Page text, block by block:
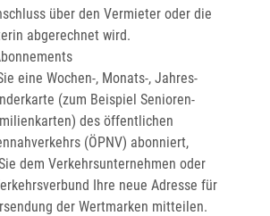
über den Vermieter oder die
abgerechnet wird.
eine Wochen-, Monats-, Jahres-
(zum Beispiel Senioren-
des öffentlichen
(ÖPNV) abonniert,
dem Verkehrsunternehmen oder
Ihre neue Adresse für
der Wertmarken mitteilen.